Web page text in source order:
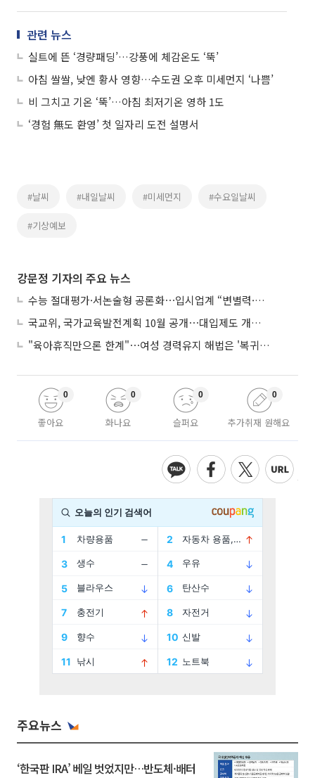
관련 뉴스
실트에 뜬 ‘경량패딩’…강풍에 체감온도 ‘뚝’
아침 쌀쌀, 낮엔 황사 영향…수도권 오후 미세먼지 ‘나쁨’
비 그치고 기온 ‘뚝’…아침 최저기온 영하 1도
‘경험 無도 환영’ 첫 일자리 도전 설명서
#날씨 #내일날씨 #미세먼지 #수요일날씨
#기상예보
강문정 기자의 주요 뉴스
수능 절대평가·서논술형 공론화⋯입시업계 “변별력·사교육 대책 먼저”
국교위, 국가교육발전계획 10월 공개⋯대입제도 개편 공론화 추진
"육아휴직만으론 한계"⋯여성 경력유지 해법은 '복귀 후 유연근무’
좋아요
0
화나요
0
슬퍼요
0
추가취재 원해요
0
주요뉴스
‘한국판 IRA’ 베일 벗었지만…반도체·배터